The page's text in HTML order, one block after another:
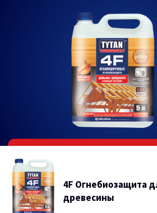
4F Огнебиозащита
древесины